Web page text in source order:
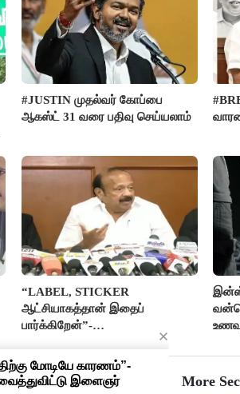
#JUSTIN முதல்வர் கோப்பை
ஆகஸ்ட் 31 வரை பதிவு செய்யலாம்
“LABEL, STICKER
ஆட்சியாகத்தான் இதைப்
பார்க்கிறேன்”-
More